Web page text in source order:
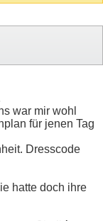
war mir wohl
für jenen Tag
Dresscode
hatte doch ihre